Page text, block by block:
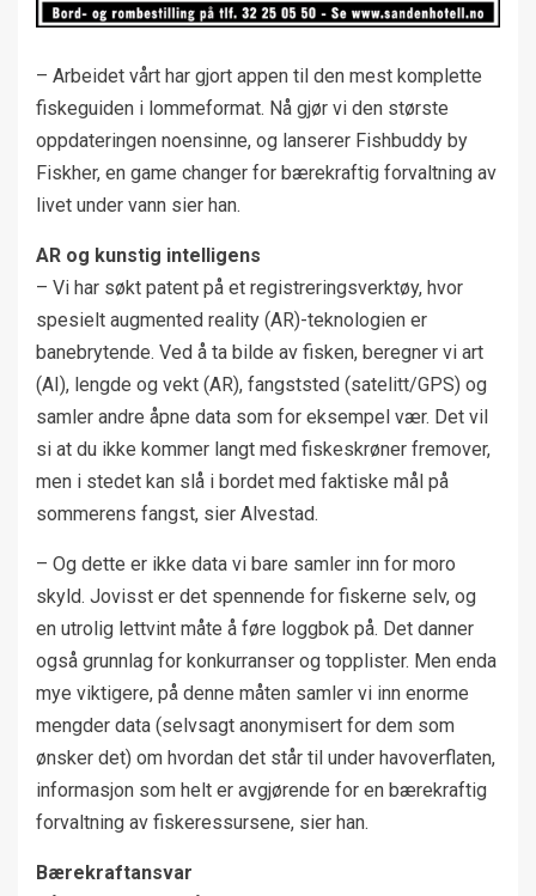
– Arbeidet vårt har gjort appen til den mest komplette
fiskeguiden i lommeformat. Nå gjør vi den største
oppdateringen noensinne, og lanserer Fishbuddy by
Fiskher, en game changer for bærekraftig forvaltning av
livet under vann sier han.
AR og kunstig intelligens
– Vi har søkt patent på et registreringsverktøy, hvor
spesielt augmented reality (AR)-teknologien er
banebrytende. Ved å ta bilde av fisken, beregner vi art
(AI), lengde og vekt (AR), fangststed (satelitt/GPS) og
samler andre åpne data som for eksempel vær. Det vil
si at du ikke kommer langt med fiskeskrøner fremover,
men i stedet kan slå i bordet med faktiske mål på
sommerens fangst, sier Alvestad.
– Og dette er ikke data vi bare samler inn for moro
skyld. Jovisst er det spennende for fiskerne selv, og
en utrolig lettvint måte å føre loggbok på. Det danner
også grunnlag for konkurranser og topplister. Men enda
mye viktigere, på denne måten samler vi inn enorme
mengder data (selvsagt anonymisert for dem som
ønsker det) om hvordan det står til under havoverflaten,
informasjon som helt er avgjørende for en bærekraftig
forvaltning av fiskeressursene, sier han.
Bærekraftansvar